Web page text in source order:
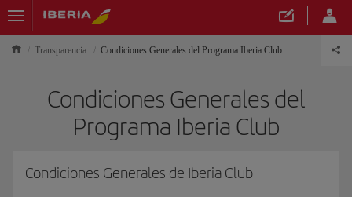
Transparencia Condiciones Generales del Programa Iberia Club
Condiciones Generales del
Programa Iberia Club
Condiciones Generales de Iberia Club